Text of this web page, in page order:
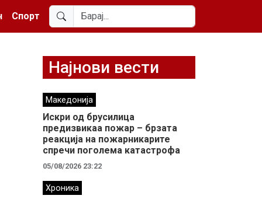
Спорт
Најнови вести
Македонија
Искри од брусилица
предизвикаа пожар – брзата
реакција на пожарникарите
спречи поголема катастрофа
05/08/2026 23:22
Хроника